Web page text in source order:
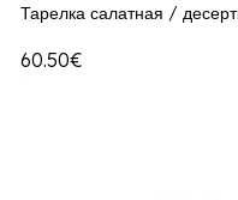
Тарелка салатная /
60.50€